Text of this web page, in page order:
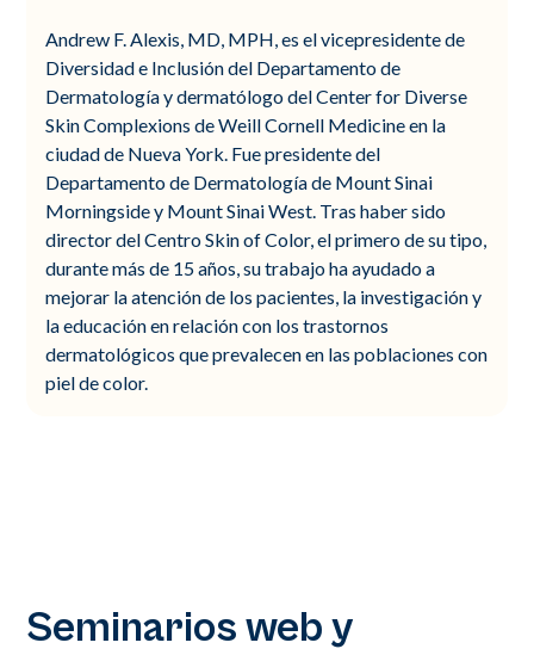
Andrew F. Alexis, MD, MPH, es el vicepresidente de
Diversidad e Inclusión del Departamento de
Dermatología y dermatólogo del Center for Diverse
Skin Complexions de Weill Cornell Medicine en la
ciudad de Nueva York. Fue presidente del
Departamento de Dermatología de Mount Sinai
Morningside y Mount Sinai West. Tras haber sido
director del Centro Skin of Color, el primero de su tipo,
durante más de 15 años, su trabajo ha ayudado a
mejorar la atención de los pacientes, la investigación y
la educación en relación con los trastornos
dermatológicos que prevalecen en las poblaciones con
piel de color.
Seminarios web y